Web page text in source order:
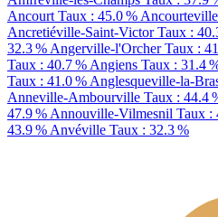
Ancourt Taux : 45.0 %
Ancretiéville-Saint-VictorTaux :
32.3 % Angerville-l'OrcherTaux :
Taux : 40.7 % Angiens Taux : 31.4
Taux : 41.0 % Anglesqueville-la-
Anneville-Ambourville Taux : 44.4
47.9 % Annouville-Vilmesnil Taux :
43.9 % Anvéville Taux : 32.3 %